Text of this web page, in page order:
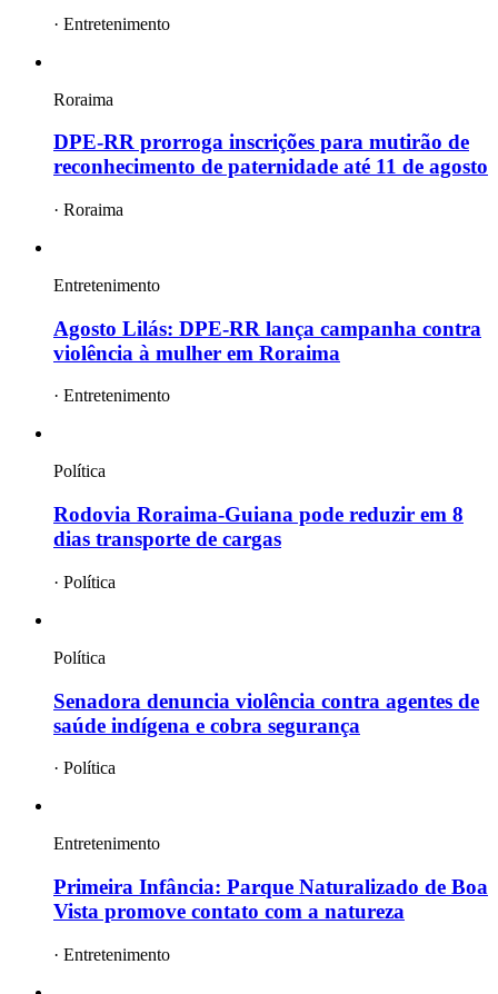
· Entretenimento
Roraima
DPE-RR prorroga inscrições para mutirão de
reconhecimento de paternidade até 11 de agosto
· Roraima
Entretenimento
Agosto Lilás: DPE-RR lança campanha contra
violência à mulher em Roraima
· Entretenimento
Política
Rodovia Roraima-Guiana pode reduzir em 8
dias transporte de cargas
· Política
Política
Senadora denuncia violência contra agentes de
saúde indígena e cobra segurança
· Política
Entretenimento
Primeira Infância: Parque Naturalizado de Boa
Vista promove contato com a natureza
· Entretenimento